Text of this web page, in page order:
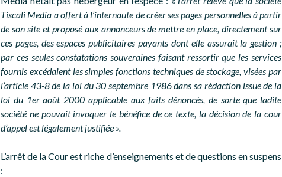
Tiscali Media a offert à l’internaute de créer ses pages personnelles à partir
de son site et proposé aux annonceurs de mettre en place, directement sur
ces pages, des espaces publicitaires payants dont elle assurait la gestion ;
par ces seules constatations souveraines faisant ressortir que les services
fournis excédaient les simples fonctions techniques de stockage, visées par
l’article 43-8 de la loi du 30 septembre 1986 dans sa rédaction issue de la
loi du 1er août 2000 applicable aux faits dénoncés, de sorte que ladite
société ne pouvait invoquer le bénéfice de ce texte, la décision de la cour
d’appel est légalement justifiée ».
L’arrêt de la Cour est riche d’enseignements et de questions en suspens
: